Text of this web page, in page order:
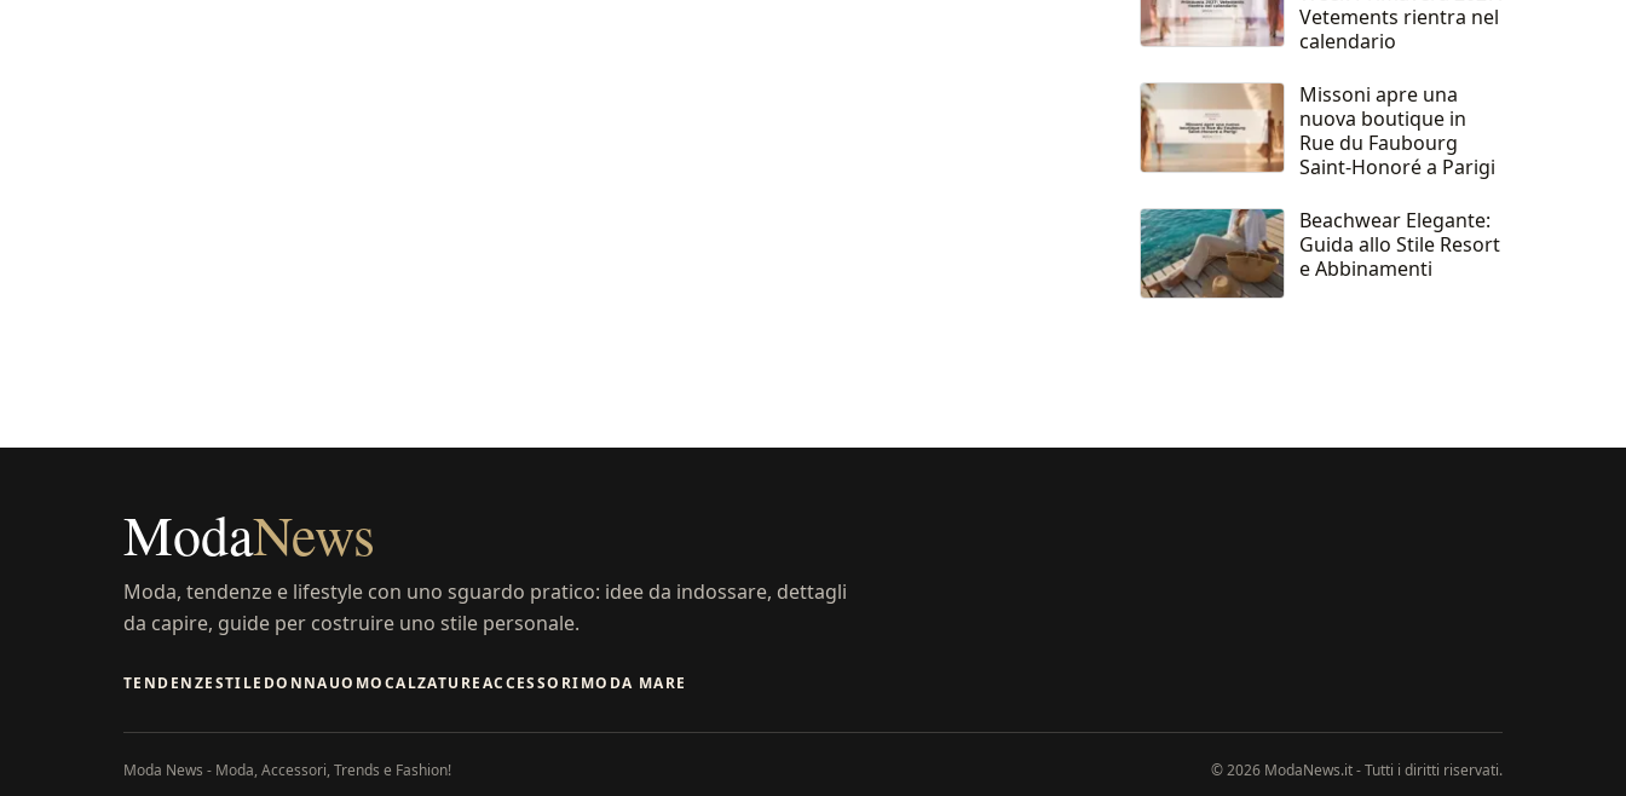
Vetements rientra nel
calendario
Missoni apre una
nuova boutique in
Rue du Faubourg
Saint-Honoré a Parigi
Beachwear Elegante:
Guida allo Stile Resort
e Abbinamenti
ModaNews
Moda, tendenze e lifestyle con uno sguardo pratico: idee da indossare, dettagli
da capire, guide per costruire uno stile personale.
TENDENZESTILE DONNAUOMOCALZATUREACCESSORIMODA MARE
Moda News - Moda, Accessori, Trends e Fashion! © 2026 ModaNews.it - Tutti i diritti riservati.